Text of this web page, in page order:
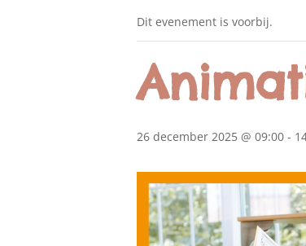
Dit evenement is voorbij.
26 december 2025 @ 09:00 -